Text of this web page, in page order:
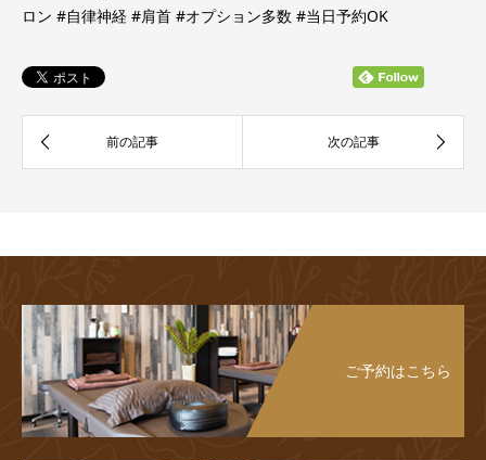
ロン #自律神経 #肩首 #オプション多数 #当日予約OK
ご予約はこちら